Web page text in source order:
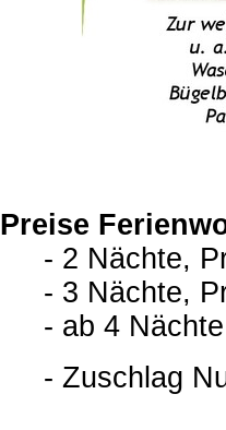
Preise
- 2 Nächte,
- 3 Nächte,
- ab 4 Nächte,
- Zuschlag